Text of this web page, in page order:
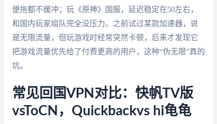
便拖都不缓冲；玩《原神》国服，延迟稳定在50左右，
和国内玩家组队完全没压力。之前试过某款加速器，说
是无限流量，但玩游戏时经常突然卡顿，后来才发现它
把游戏流量优先给了付费更高的用户，这种“伪无限”真的
坑。
常见回国VPN对比：快帆TV版
vsToCN，Quickbackvs hi龟龟